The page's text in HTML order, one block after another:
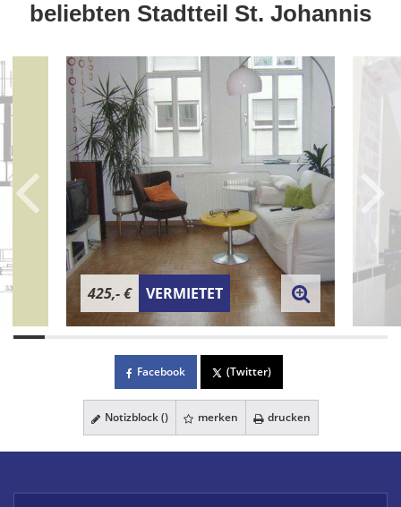
beliebten Stadtteil St. Johannis
425,- € VERMIETET
Facebook (Twitter)
Notizblock () merken drucken